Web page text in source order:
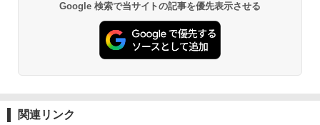
Google 検索で当サイトの記事を優先表示させる
関連リンク